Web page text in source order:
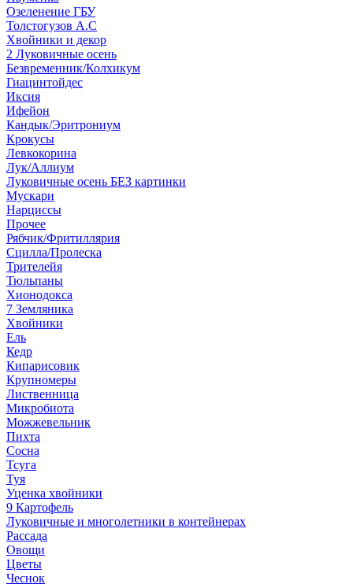
Озеленение ГБУ
Толстогузов А.С
Хвойники и декор
2 Луковичные осень
Безвременник/Колхикум
Гиацинтойдес
Иксия
Ифейон
Кандык/Эритрониум
Крокусы
Левкокорина
Лук/Аллиум
Луковичные осень БЕЗ картинки
Мускари
Нарциссы
Прочее
Рябчик/Фритиллярия
Сцилла/Пролеска
Трителейя
Тюльпаны
Хионодокса
7 Земляника
Хвойники
Ель
Кедр
Кипарисовик
Крупномеры
Лиственница
Микробиота
Можжевельник
Пихта
Сосна
Тсуга
Туя
Уценка хвойники
9 Картофель
Луковичные и многолетники в контейнерах
Рассада
Овощи
Цветы
Чеснок